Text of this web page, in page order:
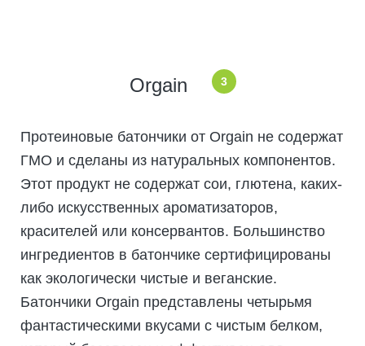
Orgain 3
Протеиновые батончики от Orgain не содержат
ГМО и сделаны из натуральных компонентов.
Этот продукт не содержат сои, глютена, каких-
либо искусственных ароматизаторов,
красителей или консервантов. Большинство
ингредиентов в батончике сертифицированы
как экологически чистые и веганские.
Батончики Orgain представлены четырьмя
фантастическими вкусами с чистым белком,